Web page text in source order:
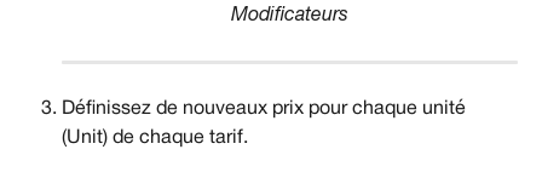
Modificateurs
Définissez de nouveaux prix pour chaque unité
(Unit) de chaque tarif.